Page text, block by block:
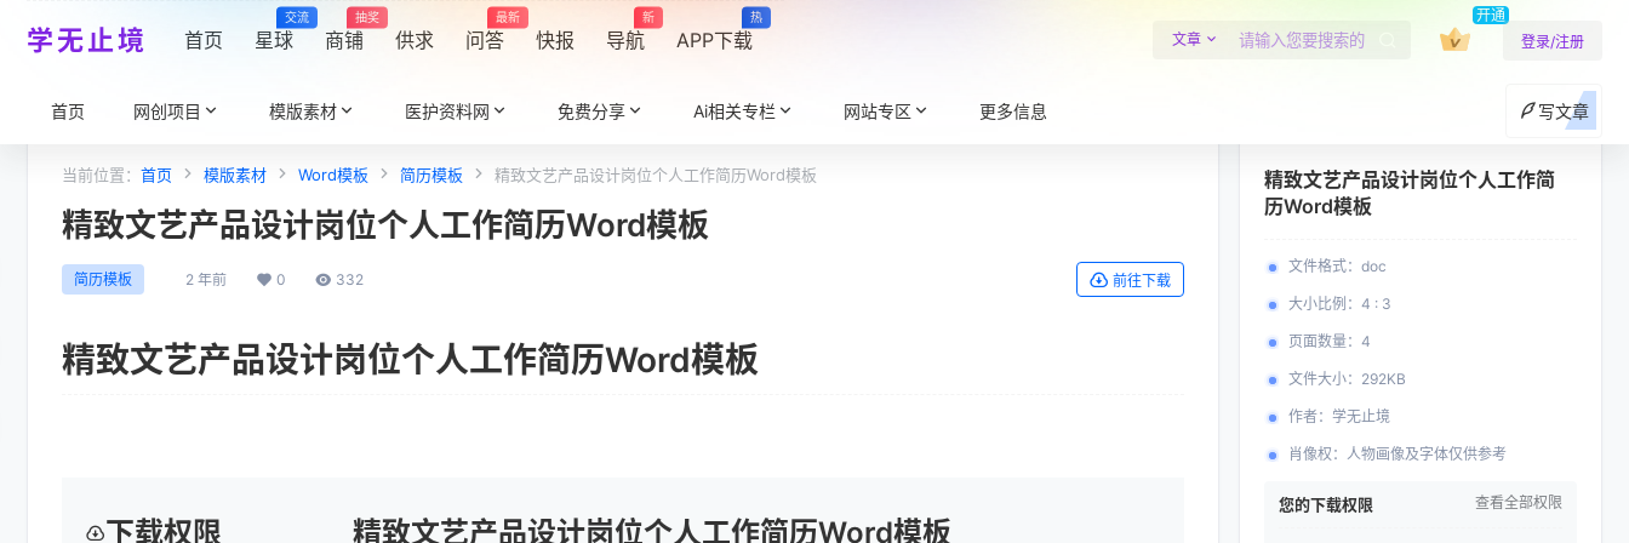
学无止境 首页 星球
交流
商铺
抽奖
供求 问答
最新
快报 导航
新
APP下载
热
文章
开通
登录/注册
首页 网创项目 模版素材 医护资料网 免费分享 Ai相关专栏 网站专区 更多信息 写文章
当前位置： 首页 模版素材 Word模板 简历模板 精致文艺产品设计岗位个人工作简历Word模板
精致文艺产品设计岗位个人工作简历Word模板
简历模板 2 年前 0 332 前往下载
精致文艺产品设计岗位个人工作简历Word模板
下载权限 精致文艺产品设计岗位个人工作简历Word模板
精致文艺产品设计岗位个人工作简
历Word模板
文件格式： doc
大小比例 ： 4 : 3
页面数量： 4
文件大小： 292KB
作者： 学无止境
肖像权 ： 人物画像及字体仅供参考
您的下载权限 查看全部权限